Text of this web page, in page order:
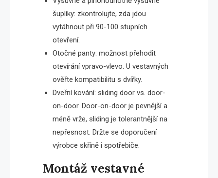
šuplíky: zkontrolujte, zda jdou
vytáhnout při 90-100 stupních
otevření.
Otočné panty: možnost přehodit
otevírání vpravo-vlevo. U vestavných
ověřte kompatibilitu s dvířky.
Dveřní kování: sliding door vs. door-
on-door. Door-on-door je pevnější a
méně vrže, sliding je tolerantnější na
nepřesnost. Držte se doporučení
výrobce skříně i spotřebiče.
Montáž vestavné